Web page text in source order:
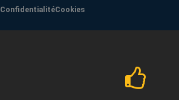
ConfidentialitéCookies